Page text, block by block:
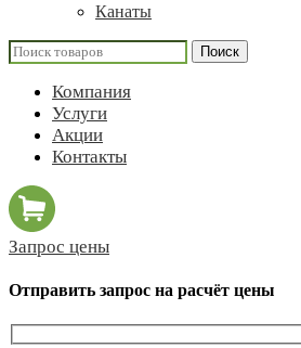
Канаты
Поиск
Компания
Услуги
Акции
Контакты
Запрос цены
Отправить запрос на расчёт цены